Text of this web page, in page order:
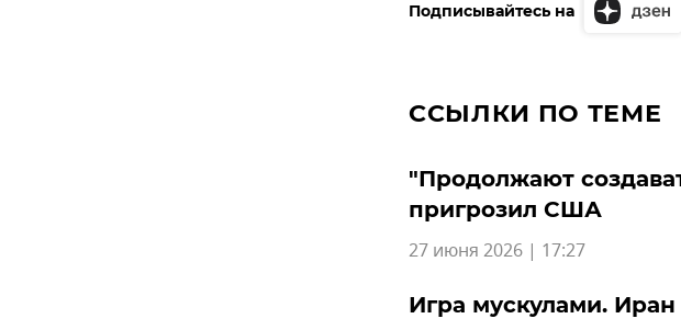
Подписывайтесь на
ССЫЛКИ ПО ТЕМЕ
"Продолжают
пригрозил США
27 июня 2026 | 17:27
Игра мускулами.